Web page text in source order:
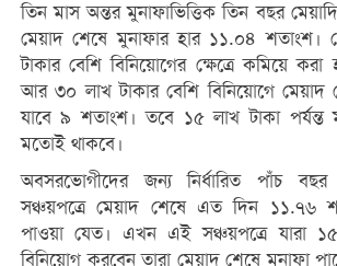
তিন মাস অন্তর মুনাফাভিত্তিক তিন বছর
মেয়াদ শেষে মুনাফার হার ১১.০৪ শতাংশ।
টাকার বেশি বিনিয়োগের ক্ষেত্রে কমিয়ে
আর ৩০ লাখ টাকার বেশি বিনিয়োগে মেয়াদ
যাবে ৯ শতাংশ। তবে ১৫ লাখ টাকা পর্যন্ত
মতোই থাকবে।
অবসরভোগীদের জন্য নির্ধারিত পাঁচ বছর
সঞ্চয়পত্রে মেয়াদ শেষে এত দিন ১১.৭৬
পাওয়া যেত। এখন এই সঞ্চয়পত্রে যারা
বিনিয়োগ করবেন তারা মেয়াদ শেষে মুনাফা